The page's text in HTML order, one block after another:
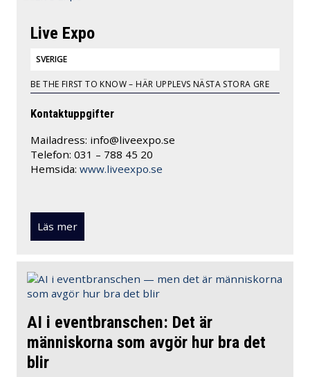
Live Expo
SVERIGE
BE THE FIRST TO KNOW – HÄR UPPLEVS NÄSTA STORA GRE
Kontaktuppgifter
Mailadress: info@liveexpo.se
Telefon: 031 – 788 45 20
Hemsida: www.liveexpo.se
Läs mer
AI i eventbranschen: Det är
människorna som avgör hur bra det
blir